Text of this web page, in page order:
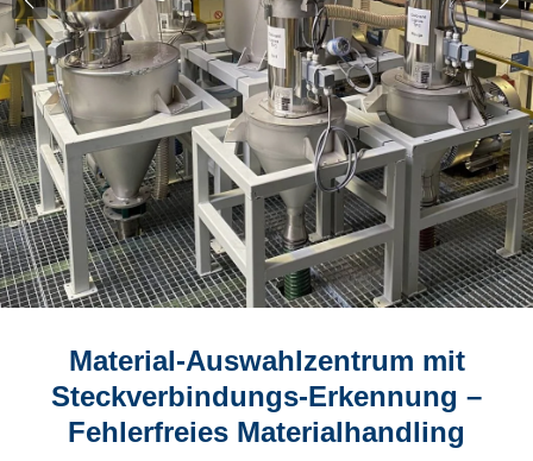
Material-Auswahlzentrum mit
Steckverbindungs-Erkennung –
Fehlerfreies Materialhandling